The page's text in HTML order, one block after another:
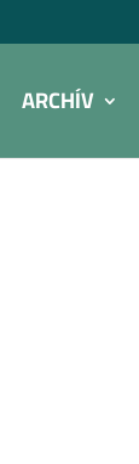
ARCHÍV